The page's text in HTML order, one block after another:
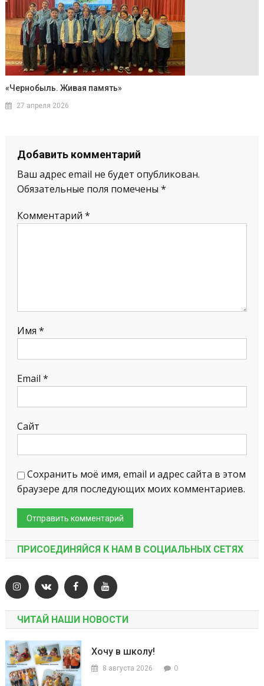
«Чернобыль. Живая память»
27 апреля 2026
Добавить комментарий
Ваш адрес email не будет опубликован.
Обязательные поля помечены *
Комментарий *
Имя *
Email *
Сайт
Сохранить моё имя, email и адрес сайта в этом
браузере для последующих моих комментариев.
ПРИСОЕДИНЯЙСЯ К НАМ В СОЦИАЛЬНЫХ СЕТЯХ
ЧИТАЙ НАШИ НОВОСТИ
Хочу в школу!
8 августа 2026 0